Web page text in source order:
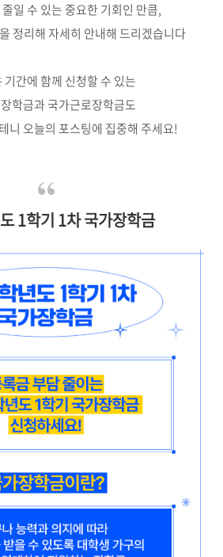
일 수 있는 중요한 기회인 만큼,
정리해 자세히 안내해 드리겠습니다
기간에 함께 신청할 수 있는
학금과 국가근로장학금도
니 오늘의 포스팅에 집중해 주세요!
1학기 1차 국가장학금